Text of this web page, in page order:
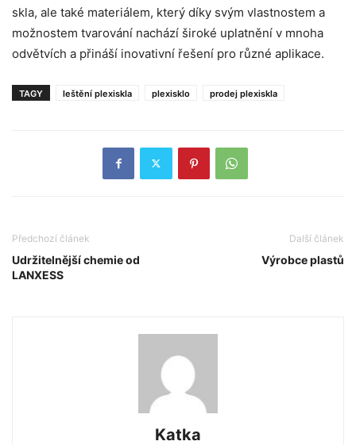
skla, ale také materiálem, který díky svým vlastnostem a
možnostem tvarování nachází široké uplatnění v mnoha
odvětvích a přináší inovativní řešení pro různé aplikace.
TAGY leštění plexiskla plexisklo prodej plexiskla
Předchozí článek
Udržitelnější chemie od
LANXESS
Další článek
Výrobce plastů
Katka